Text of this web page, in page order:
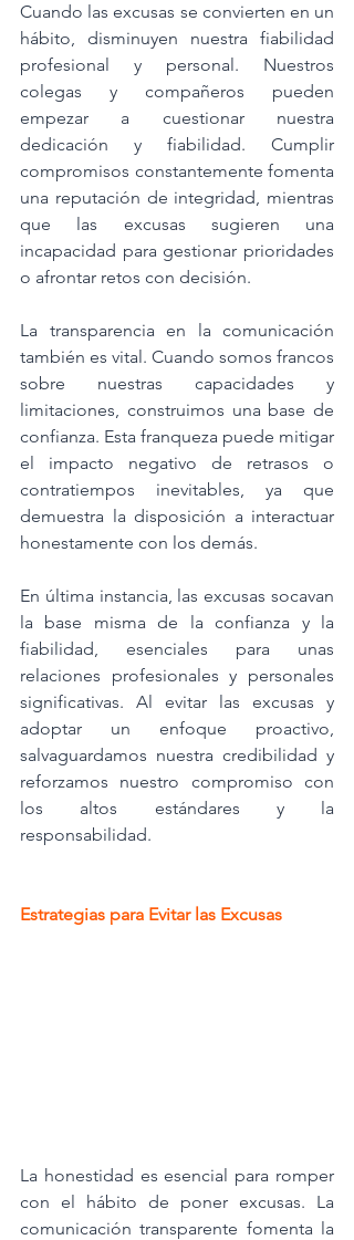
Cuando las excusas se convierten en un
hábito, disminuyen nuestra fiabilidad
profesional y personal. Nuestros
colegas y compañeros pueden
empezar a cuestionar nuestra
dedicación y fiabilidad. Cumplir
compromisos constantemente fomenta
una reputación de integridad, mientras
que las excusas sugieren una
incapacidad para gestionar prioridades
o afrontar retos con decisión.
La transparencia en la comunicación
también es vital. Cuando somos francos
sobre nuestras capacidades y
limitaciones, construimos una base de
confianza. Esta franqueza puede mitigar
el impacto negativo de retrasos o
contratiempos inevitables, ya que
demuestra la disposición a interactuar
honestamente con los demás.
En última instancia, las excusas socavan
la base misma de la confianza y la
fiabilidad, esenciales para unas
relaciones profesionales y personales
significativas. Al evitar las excusas y
adoptar un enfoque proactivo,
salvaguardamos nuestra credibilidad y
reforzamos nuestro compromiso con
los altos estándares y la
responsabilidad.
Estrategias para Evitar las Excusas
La honestidad es esencial para romper
con el hábito de poner excusas. La
comunicación transparente fomenta la